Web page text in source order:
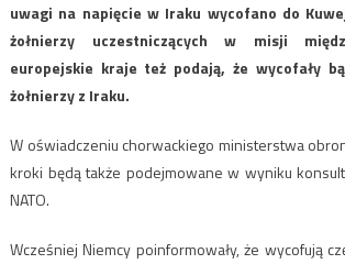
uwagi na napięcie w Iraku wycofano do
żołnierzy uczestniczących w misji
europejskie kraje też podają, że wycofały
żołnierzy z Iraku.
W oświadczeniu chorwackiego ministerstwa
kroki będą także podejmowane w wyniku
NATO.
Wcześniej Niemcy poinformowały, że wycofują